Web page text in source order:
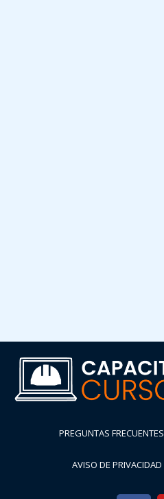
PREGUNTAS FRECUENTES
AVISO DE PRIVACIDAD